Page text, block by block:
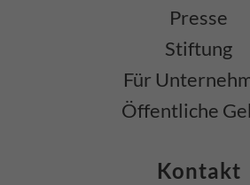
Presse
Stiftung
Für
Öffentliche
Kontakt